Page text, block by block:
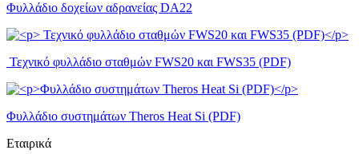
Φυλλάδιο δοχείων αδρανείας DA22
Τεχνικό φυλλάδιο σταθμών FWS20 και FWS35 (PDF)
Φυλλάδιο συστημάτων Theros Heat Si (PDF)
Εταιρικά